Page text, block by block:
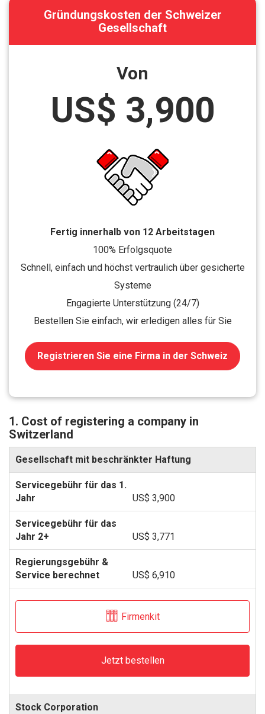
Gründungskosten der Schweizer
Gesellschaft
Von
US$ 3,900
Fertig innerhalb von 12 Arbeitstagen
100% Erfolgsquote
Schnell, einfach und höchst vertraulich über gesicherte
Systeme
Engagierte Unterstützung (24/7)
Bestellen Sie einfach, wir erledigen alles für Sie
Registrieren Sie eine Firma in der Schweiz
1. Cost of registering a company in
Switzerland
Gesellschaft mit beschränkter Haftung
US$ 3,900
US$ 3,771
US$ 6,910
Firmenkit
Jetzt bestellen
Stock Corporation